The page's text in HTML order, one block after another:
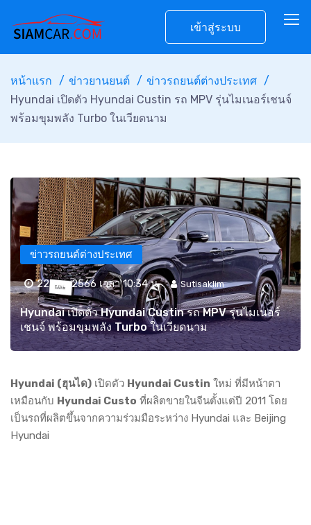
เข้าสู่ระบบ
หน้าแรก ข่าวยานยนต์
ข่าวรถยนต์ต่างประเทศ
Hyundai เปิดตัว Hyundai Custin รถ MPV รุ่นไมเนอร์เชนจ์
พร้อมขุมพลัง Turbo ในเวียดนาม
ข่าวรถยนต์ต่างประเทศ
22 ก.ย. 2566 เวลา 10:34 น. Sutisaklim
Hyundai เปิดตัว Hyundai Custin รถ MPV รุ่นไมเนอร์
เชนจ์ พร้อมขุมพลัง Turbo ในเวียดนาม
Hyundai (ฮุนได) เปิดตัว Hyundai Custin ใหม่ ที่มีหน้าตา
เหมือนกับ Hyundai Custo ที่ผลิตขายในจีนตั้งแต่ปี 2011 โดย
เป็นรถที่ผลิตขึ้นจากความร่วมมือระหว่าง Hyundai และ Beijing
Hyundai